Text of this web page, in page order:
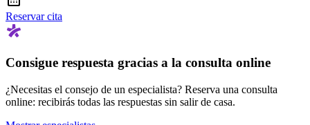
Reservar cita
Consigue respuesta gracias a la consulta online
¿Necesitas el consejo de un especialista? Reserva una consulta
online: recibirás todas las respuestas sin salir de casa.